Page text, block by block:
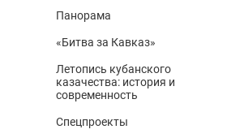
Панорама
«Битва за Кавказ»
Летопись кубанского
казачества: история и
современность
Спецпроекты